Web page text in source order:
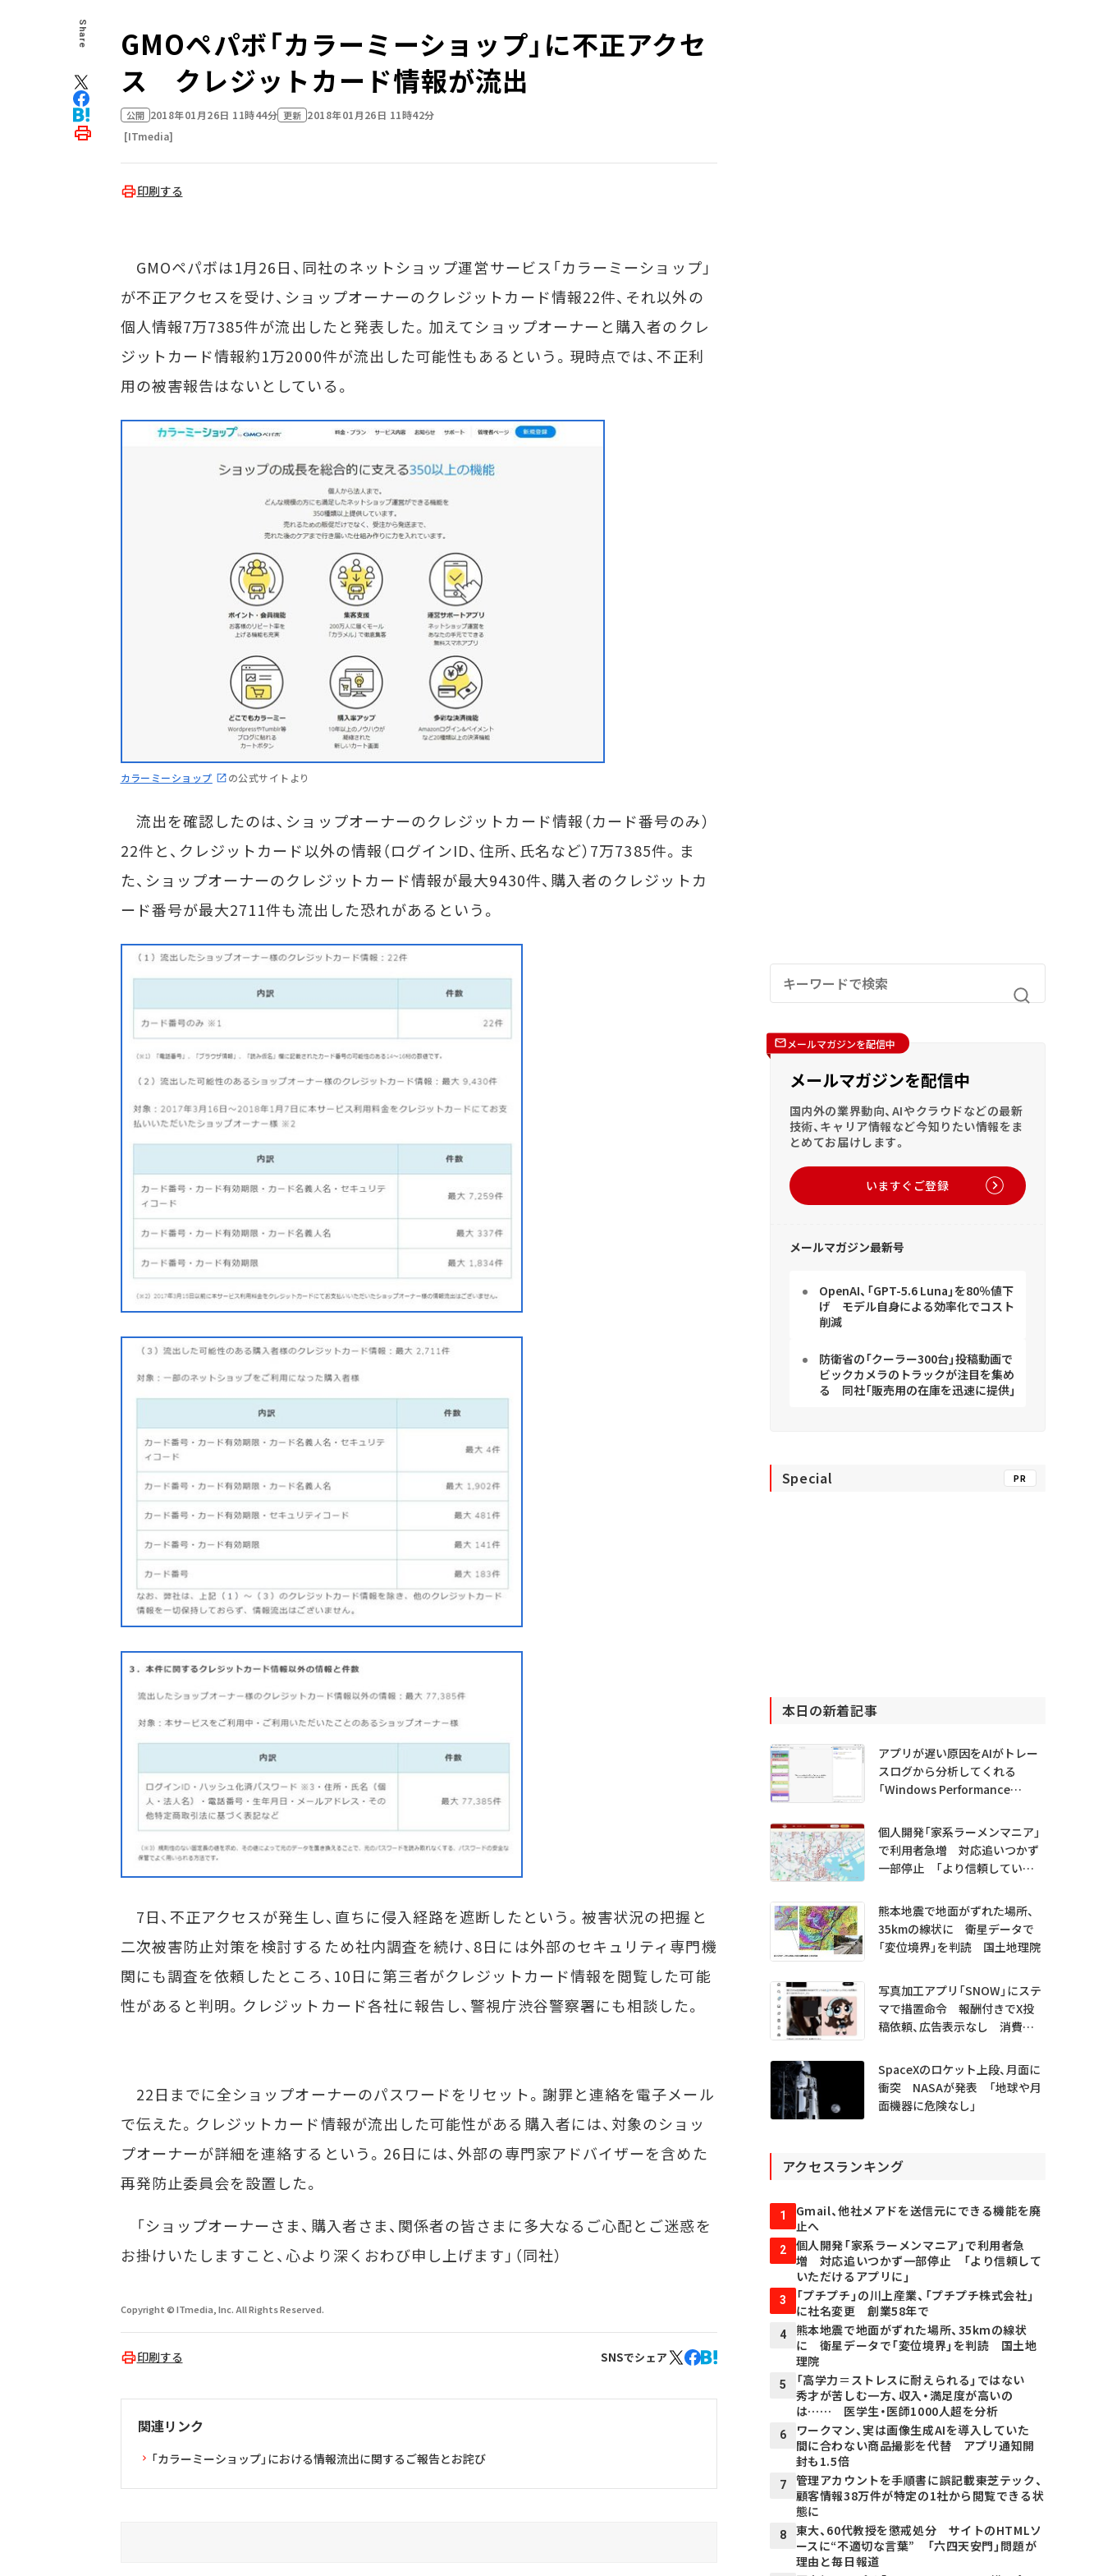
Share
GMOペパボ「カラーミーショップ」に不正アクセ
ス クレジットカード情報が流出
公開 2018年01月26日 11時44分 更新 2018年01月26日 11時42分
[ITmedia]
印刷する
GMOペパボは1月26日、同社のネットショップ運営サービス「カラーミーショップ」
が不正アクセスを受け、ショップオーナーのクレジットカード情報22件、それ以外の
個人情報7万7385件が流出したと発表した。加えてショップオーナーと購入者のクレ
ジットカード情報約1万2000件が流出した可能性もあるという。現時点では、不正利
用の被害報告はないとしている。
カラーミーショップ の公式サイトより
流出を確認したのは、ショップオーナーのクレジットカード情報（カード番号のみ）
22件と、クレジットカード以外の情報（ログインID、住所、氏名など）7万7385件。ま
た、ショップオーナーのクレジットカード情報が最大9430件、購入者のクレジットカ
ード番号が最大2711件も流出した恐れがあるという。
7日、不正アクセスが発生し、直ちに侵入経路を遮断したという。被害状況の把握と
二次被害防止対策を検討するため社内調査を続け、8日には外部のセキュリティ専門機
関にも調査を依頼したところ、10日に第三者がクレジットカード情報を閲覧した可能
性があると判明。クレジットカード各社に報告し、警視庁渋谷警察署にも相談した。
22日までに全ショップオーナーのパスワードをリセット。謝罪と連絡を電子メール
で伝えた。クレジットカード情報が流出した可能性がある購入者には、対象のショッ
プオーナーが詳細を連絡するという。26日には、外部の専門家アドバイザーを含めた
再発防止委員会を設置した。
「ショップオーナーさま、購入者さま、関係者の皆さまに多大なるご心配とご迷惑を
お掛けいたしますこと、心より深くおわび申し上げます」（同社）
Copyright © ITmedia, Inc. All Rights Reserved.
印刷する SNSでシェア
関連リンク
「カラーミーショップ」における情報流出に関するご報告とお詫び
メールマガジンを配信中
メールマガジンを配信中
国内外の業界動向、AIやクラウドなどの最新
技術、キャリア情報など今知りたい情報をま
とめてお届けします。
いますぐご登録
メールマガジン最新号
OpenAI、「GPT-5.6 Luna」を80％値下
げ モデル自身による効率化でコスト
削減
防衛省の「クーラー300台」投稿動画で
ビックカメラのトラックが注目を集め
る 同社「販売用の在庫を迅速に提供」
Special PR
本日の新着記事
アプリが遅い原因をAIがトレー
スログから分析してくれる
「Windows Performance
プレビュー公開
個人開発「家系ラーメンマニア」
で利用者急増 対応追いつかず
一部停止 「より信頼していた
熊本地震で地面がずれた場所、
35kmの線状に 衛星データで
「変位境界」を判読 国土地理院
写真加工アプリ「SNOW」にステ
マで措置命令 報酬付きでX投
稿依頼、広告表示なし 消費者
SpaceXのロケット上段、月面に
衝突 NASAが発表 「地球や月
面機器に危険なし」
アクセスランキング
1
Gmail、他社メアドを送信元にできる機能を廃
止へ
2
個人開発「家系ラーメンマニア」で利用者急
増 対応追いつかず一部停止 「より信頼して
いただけるアプリに」
3
「プチプチ」の川上産業、「プチプチ株式会社」
に社名変更 創業58年で
4
熊本地震で地面がずれた場所、35kmの線状
に 衛星データで「変位境界」を判読 国土地
理院
5
「高学力＝ストレスに耐えられる」ではない
秀才が苦しむ一方、収入・満足度が高いの
は…… 医学生・医師1000人超を分析
6
ワークマン、実は画像生成AIを導入していた
間に合わない商品撮影を代替 アプリ通知開
封も1.5倍
7
管理アカウントを手順書に誤記載――東芝テック、
顧客情報38万件が特定の1社から閲覧できる状
態に
8
東大、60代教授を懲戒処分 サイトのHTMLソ
ースに“不適切な言葉” 「六四天安門」問題が
理由と毎日報道